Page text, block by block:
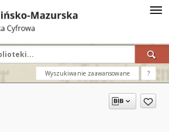
Wyszukiwanie zaawansowane ?